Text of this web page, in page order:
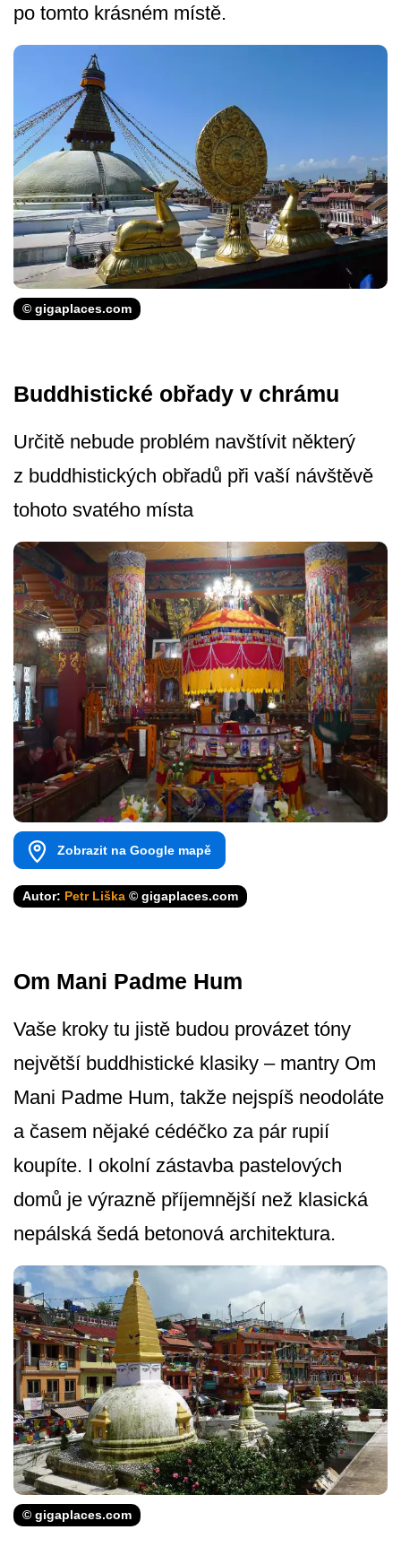
po tomto krásném místě.
© gigaplaces.com
Buddhistické obřady v chrámu
Určitě nebude problém navštívit některý
z buddhistických obřadů při vaší návštěvě
tohoto svatého místa
Zobrazit na Google mapě
Autor: Petr Liška © gigaplaces.com
Om Mani Padme Hum
Vaše kroky tu jistě budou provázet tóny
největší buddhistické klasiky – mantry Om
Mani Padme Hum, takže nejspíš neodoláte
a časem nějaké cédéčko za pár rupií
koupíte. I okolní zástavba pastelových
domů je výrazně příjemnější než klasická
nepálská šedá betonová architektura.
© gigaplaces.com